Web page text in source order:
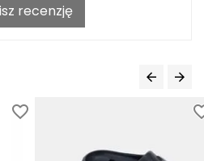
recenzję